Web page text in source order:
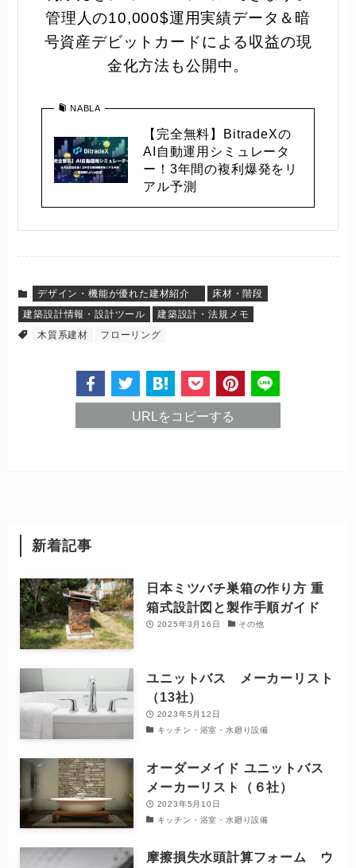
管理人の10,000$運用実績データ＆暗
号資産デビットカードによる収益の現
金化方法も公開中。
NABLA
【完全無料】BitradeXの
AI自動運用シミュレータ
ー！3年間の複利爆発をリ
アル予測
デザイン・機能が優れた建材紹介
床材・階段
建築設計情報・設計ツール
建築設計・法規メモ
木質系建材
フローリング
URLをコピーする
新着記事
日本ミツバチ巣箱の作り方 重
箱式設計図と製作手順ガイド
2025年3月16日 その他
ユニットバス メーカーリスト
（13社）
2023年5月12日
キッチン・浴室・水廻り設備
オーダーメイド ユニットバス
メーカーリスト（６社）
2023年5月10日
キッチン・浴室・水廻り設備
摩擦損失水頭計算フォーム ウ